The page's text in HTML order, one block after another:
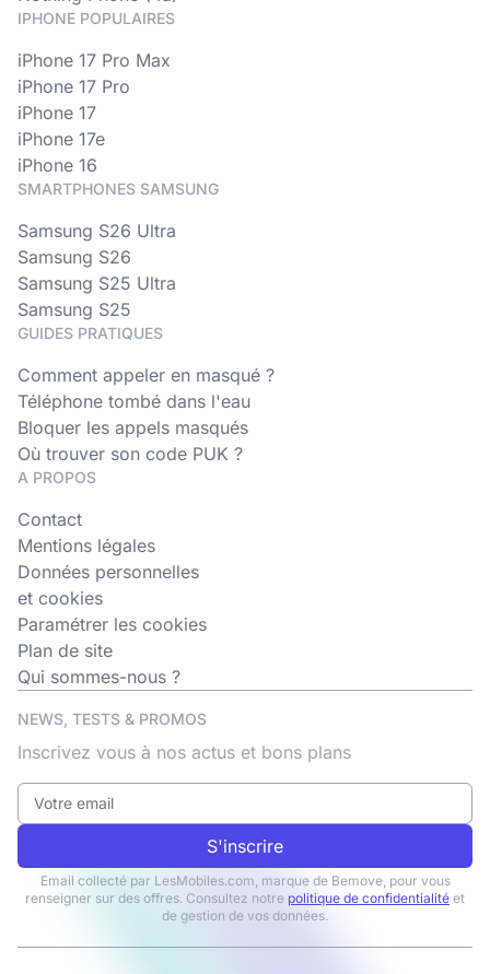
IPHONE POPULAIRES
iPhone 17 Pro Max
iPhone 17 Pro
iPhone 17
iPhone 17e
iPhone 16
SMARTPHONES SAMSUNG
Samsung S26 Ultra
Samsung S26
Samsung S25 Ultra
Samsung S25
GUIDES PRATIQUES
Comment appeler en masqué ?
Téléphone tombé dans l'eau
Bloquer les appels masqués
Où trouver son code PUK ?
A PROPOS
Contact
Mentions légales
Données personnelles
et cookies
Paramétrer les cookies
Plan de site
Qui sommes-nous ?
NEWS, TESTS & PROMOS
Inscrivez vous à nos actus et bons plans
S'inscrire
Email collecté par LesMobiles.com, marque de Bemove, pour vous
renseigner sur des offres. Consultez notre politique de confidentialité et
de gestion de vos données.